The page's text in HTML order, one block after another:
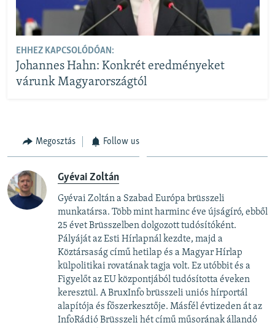
EHHEZ KAPCSOLÓDÓAN:
Johannes Hahn: Konkrét eredményeket
várunk Magyarországtól
Megosztás Follow us
Gyévai Zoltán
Gyévai Zoltán a Szabad Európa brüsszeli
munkatársa. Több mint harminc éve újságíró, ebből
25 évet Brüsszelben dolgozott tudósítóként.
Pályáját az Esti Hírlapnál kezdte, majd a
Köztársaság című hetilap és a Magyar Hírlap
külpolitikai rovatának tagja volt. Ez utóbbit és a
Figyelőt az EU központjából tudósította éveken
keresztül. A BruxInfo brüsszeli uniós hírportál
alapítója és főszerkesztője. Másfél évtizeden át az
InfoRádió Brüsszeli hét című műsorának állandó